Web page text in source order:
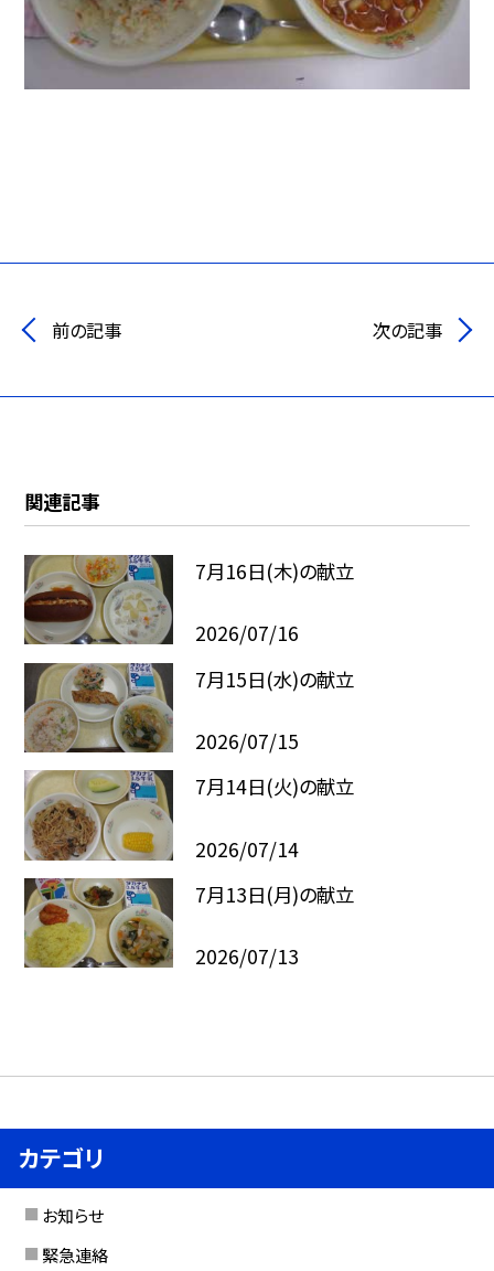
前の記事 次の記事
関連記事
7月16日(木)の献立
2026/07/16
7月15日(水)の献立
2026/07/15
7月14日(火)の献立
2026/07/14
7月13日(月)の献立
2026/07/13
カテゴリ
お知らせ
緊急連絡